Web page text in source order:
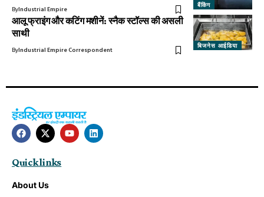
बैंकिंग
ByIndustrial Empire
बिजनेस आईडिया
आलू फ्राइंग और कटिंग मशीनें: स्नैक स्टॉल्स की असली
साथी
ByIndustrial Empire Correspondent
Quick links
About Us